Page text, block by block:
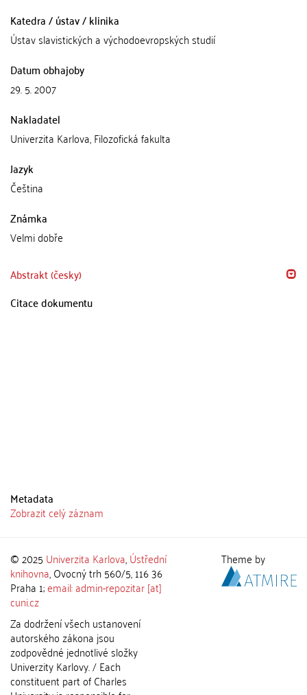
Katedra / ústav / klinika
Ústav slavistických a východoevropských studií
Datum obhajoby
29. 5. 2007
Nakladatel
Univerzita Karlova, Filozofická fakulta
Jazyk
Čeština
Známka
Velmi dobře
Abstrakt (česky)
Citace dokumentu
Metadata
Zobrazit celý záznam
© 2025 Univerzita Karlova,Ústřední
knihovna, Ovocný trh 560/5, 116 36
Praha 1;email: admin-repozitar [at]
cuni.cz
Za dodržení všech ustanovení
autorského zákona jsou
zodpovědné jednotlivé složky
Univerzity Karlovy. / Each
constituent part of Charles
Theme by